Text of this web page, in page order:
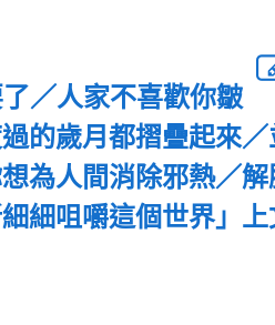
／人家不喜歡你皺
的歲月都摺疊起來
為人間消除邪熱／解
細咀嚼這個世界」